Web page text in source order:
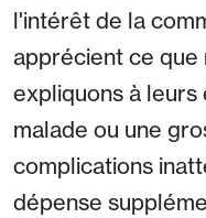
l'intérêt de la
apprécient ce que
expliquons à leurs
malade ou une
complications
dépense